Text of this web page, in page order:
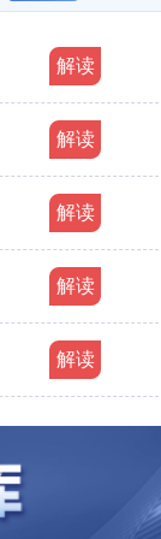
解读
解读
解读
解读
解读